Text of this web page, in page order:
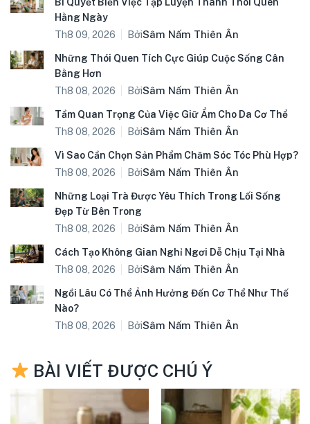
Bí Quyết Biến Việc Tập Luyện Thành Thói Quen
Hằng Ngày
Th8 09, 2026
BởiSâm Nấm Thiên Ân
Những Thói Quen Tích Cực Giúp Cuộc Sống Cân
Bằng Hơn
Th8 08, 2026
BởiSâm Nấm Thiên Ân
Tầm Quan Trọng Của Việc Giữ Ẩm Cho Da Cơ Thể
Th8 08, 2026
BởiSâm Nấm Thiên Ân
Vì Sao Cần Chọn Sản Phẩm Chăm Sóc Tóc Phù Hợp?
Th8 08, 2026
BởiSâm Nấm Thiên Ân
Những Loại Trà Được Yêu Thích Trong Lối Sống
Đẹp Từ Bên Trong
Th8 08, 2026
BởiSâm Nấm Thiên Ân
Cách Tạo Không Gian Nghỉ Ngơi Dễ Chịu Tại Nhà
Th8 08, 2026
BởiSâm Nấm Thiên Ân
Ngồi Lâu Có Thể Ảnh Hưởng Đến Cơ Thể Như Thế
Nào?
Th8 08, 2026
BởiSâm Nấm Thiên Ân
BÀI VIẾT ĐƯỢC CHÚ Ý